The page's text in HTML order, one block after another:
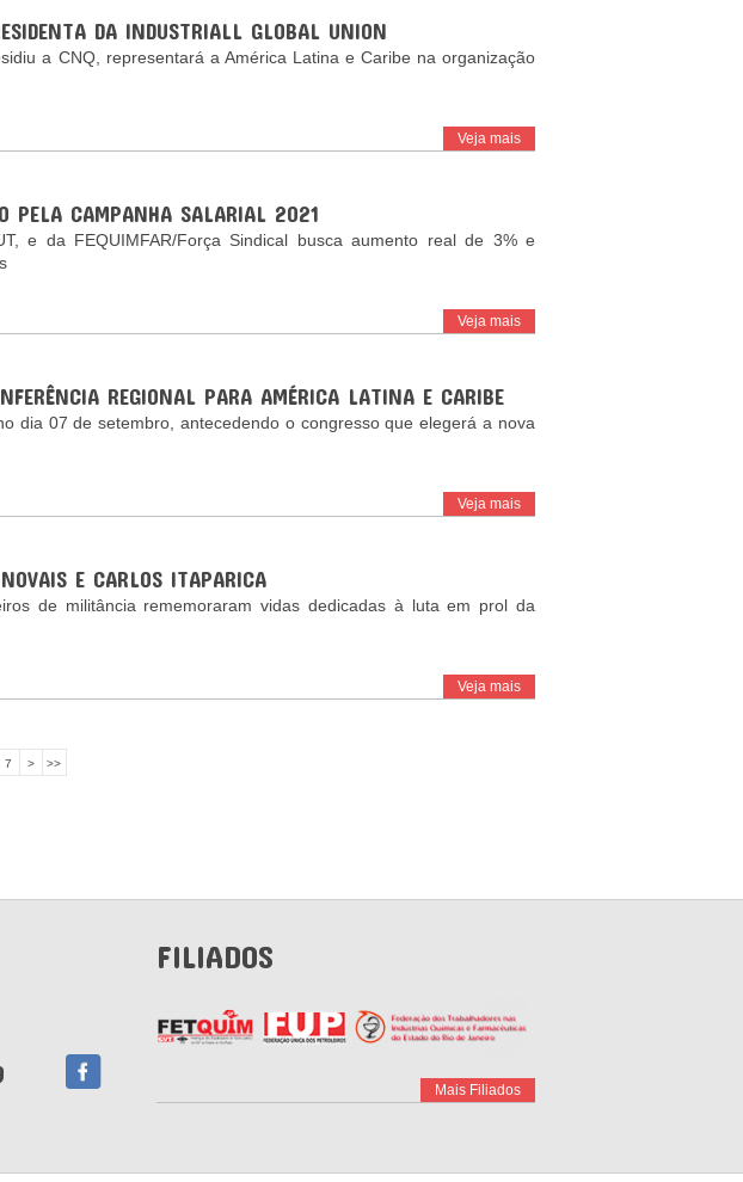
DA INDUSTRIALL GLOBAL UNION
a CNQ, representará a América Latina e Caribe na organização
Veja mais
PELA CAMPANHA SALARIAL 2021
e da FEQUIMFAR/Força Sindical busca aumento real de 3% e
Veja mais
REGIONAL PARA AMÉRICA LATINA E CARIBE
dia 07 de setembro, antecedendo o congresso que elegerá a nova
Veja mais
E CARLOS ITAPARICA
de militância rememoraram vidas dedicadas à luta em prol da
Veja mais
7 > >>
FILIADOS
Mais Filiados